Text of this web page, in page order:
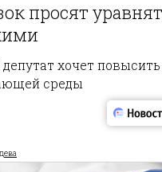
просят
хочет повысить
среды